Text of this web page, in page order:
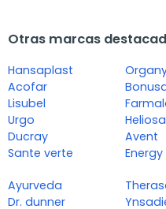
Otras marcas
Hansaplast
Acofar
Lisubel
Urgo
Ducray
Sante verte
Avent
Energy
Ayurveda
Dr. dunner